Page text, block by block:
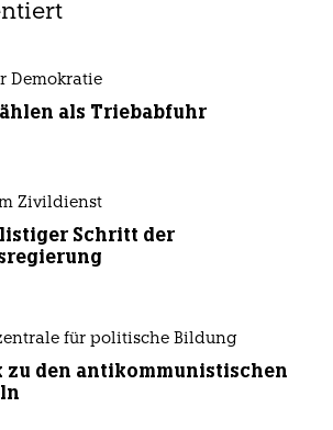
Demokratie
als Triebabfuhr
Zivildienst
Schritt der
für politische Bildung
zu den antikommunistischen